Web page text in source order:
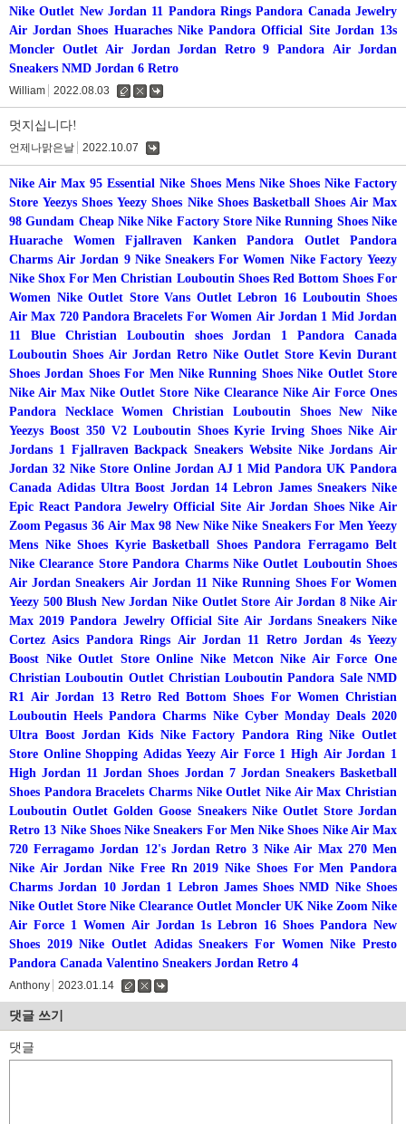
Nike Outlet New Jordan 11 Pandora Rings Pandora Canada Jewelry
Air Jordan Shoes Huaraches Nike Pandora Official Site Jordan 13s
Moncler Outlet
Air Jordan Jordan Retro 9 Pandora
Air Jordan
Sneakers NMD Jordan 6 Retro
William 2022.08.03
수
삭
멋지십니다!
언제나맑은날 2022.10.07
Nike Air Max 95 Essential Nike Shoes Mens Nike Shoes Nike Factory
Store Yeezys Shoes Yeezy Shoes Nike Shoes Basketball Shoes Air Max
98 Gundam Cheap Nike Nike Factory Store Nike Running Shoes Nike
Huarache Women
Fjallraven Kanken Pandora Outlet
Pandora
Charms Air Jordan 9 Nike Sneakers For Women Nike Factory Yeezy
Nike Shox For Men Christian Louboutin Shoes Red Bottom Shoes For
Women Nike Outlet Store Vans Outlet Lebron 16 Louboutin Shoes
Air Max 720 Pandora Bracelets For Women Air Jordan 1 Mid Jordan
11 Blue
Christian Louboutin shoes Jordan 1
Pandora Canada
Louboutin Shoes Air Jordan Retro Nike Outlet Store Kevin Durant
Shoes Jordan Shoes For Men Nike Running Shoes Nike Outlet Store
Nike Air Max Nike Outlet Store Nike Clearance Nike Air Force Ones
Pandora Necklace Women
Christian Louboutin Shoes
New Nike
Yeezys Boost 350 V2 Louboutin Shoes Kyrie Irving Shoes Nike Air
Jordans 1
Fjallraven Backpack Sneakers Website Nike Jordans Air
Jordan 32 Nike Store Online Jordan AJ 1 Mid Pandora UK Pandora
Canada Adidas Ultra Boost Jordan 14 Lebron James Sneakers Nike
Epic React Pandora Jewelry Official Site Air Jordan Shoes Nike Air
Zoom Pegasus 36 Air Max 98 New Nike Nike Sneakers For Men Yeezy
Mens Nike Shoes Kyrie Basketball Shoes Pandora Ferragamo Belt
Nike Clearance Store Pandora Charms Nike Outlet Louboutin Shoes
Air Jordan Sneakers Air Jordan 11 Nike Running Shoes For Women
Yeezy 500 Blush New Jordan Nike Outlet Store Air Jordan 8 Nike Air
Max 2019 Pandora Jewelry Official Site Air Jordans Sneakers Nike
Cortez Asics Pandora Rings Air Jordan 11 Retro Jordan 4s Yeezy
Boost Nike Outlet Store Online Nike Metcon Nike Air Force One
Christian Louboutin Outlet Christian Louboutin Pandora Sale NMD
R1
Air Jordan 13 Retro Red Bottom Shoes For Women Christian
Louboutin Heels Pandora Charms Nike Cyber Monday Deals 2020
Ultra Boost Jordan Kids Nike Factory Pandora Ring Nike Outlet
Store Online Shopping Adidas Yeezy Air Force 1 High Air Jordan 1
High Jordan 11 Jordan Shoes Jordan 7 Jordan Sneakers Basketball
Shoes Pandora Bracelets Charms Nike Outlet Nike Air Max Christian
Louboutin Outlet Golden Goose Sneakers Nike Outlet Store Jordan
Retro 13 Nike Shoes Nike Sneakers For Men Nike Shoes Nike Air Max
720 Ferragamo Jordan 12's Jordan Retro 3 Nike Air Max 270 Men
Nike Air Jordan Nike Free Rn 2019 Nike Shoes For Men Pandora
Charms Jordan 10 Jordan 1 Lebron James Shoes NMD Nike Shoes
Nike Outlet Store Nike Clearance Outlet Moncler UK Nike Zoom Nike
Air Force 1 Women Air Jordan 1s Lebron 16 Shoes Pandora New
Shoes 2019 Nike Outlet Adidas Sneakers For Women Nike Presto
Pandora Canada Valentino Sneakers Jordan Retro 4
Anthony 2023.01.14
수
삭
댓글 쓰기
댓글